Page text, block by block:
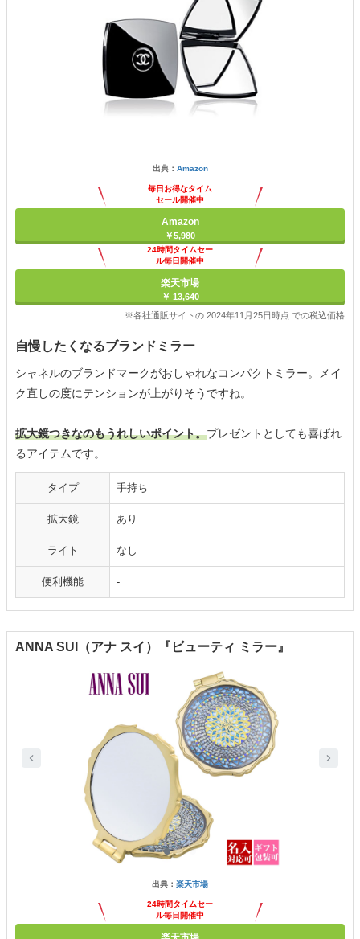
出典： Amazon
毎日お得なタイム
セール開催中
Amazon
￥5,980
24時間タイムセー
ル毎日開催中
楽天市場
￥ 13,640
※各社通販サイトの 2024年11月25日時点 での税込価格
自慢したくなるブランドミラー
シャネルのブランドマークがおしゃれなコンパクトミラー。メイ
ク直しの度にテンションが上がりそうですね。
拡大鏡つきなのもうれしいポイント。プレゼントとしても喜ばれ
るアイテムです。
タイプ 手持ち
拡大鏡 あり
ライト なし
便利機能 -
ANNA SUI（アナ スイ）『ビューティ ミラー』
出典： 楽天市場
24時間タイムセー
ル毎日開催中